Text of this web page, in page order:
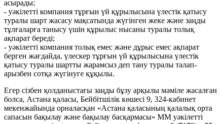
асырады;
- уәкілетті компания тұрғын үй құрылысына үлестік қатысу
туралы шарт жасасу мақсатында жүгінген жеке және заңды
тұлғаларға танысу үшін құрылыс нысаны туралы толық
ақпарат береді;
- уәкілетті компания толық емес және дұрыс емес ақпарат
берген жағдайда, үлескер тұрғын үй құрылысына үлестік
қатысу туралы шартты жарамсыз деп тану туралы талап-
арызбен сотқа жүгінуге құқылы.
Егер сізбен қолданыстағы заңды бұзу арқылы мәміле жасалған
болса, Астана қаласы, Бейбітшілік көшесі 9, 324-кабинет
мекенжайында орналасқан «Астана қаласының қалалық орта
сапасын бақылау және бақылау басқармасы» ММ уәкілетті